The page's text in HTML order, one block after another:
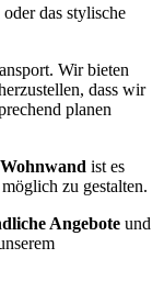
das stylische
Wir bieten
dass wir
planen
Wohnwand ist es
zu gestalten.
Angebote und